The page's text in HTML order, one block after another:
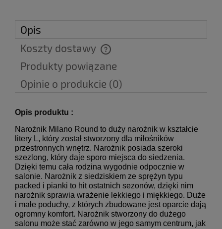
Opis
Koszty dostawy
Cena nie zawiera ewentualnych kosztów płatności
Produkty powiązane
Opinie o produkcie (0)
Opis produktu :
Narożnik Milano Round to duży narożnik w kształcie
litery L, który został stworzony dla miłośników
przestronnych wnętrz. Narożnik posiada szeroki
szezlong, który daje sporo miejsca do siedzenia.
Dzięki temu cała rodzina wygodnie odpocznie w
salonie. Narożnik z siedziskiem ze sprężyn typu
packed i pianki to hit ostatnich sezonów, dzięki nim
narożnik sprawia wrażenie lekkiego i miękkiego. Duże
i małe poduchy, z których zbudowane jest oparcie dają
ogromny komfort. Narożnik stworzony do dużego
salonu może stać zarówno w jego samym centrum, jak